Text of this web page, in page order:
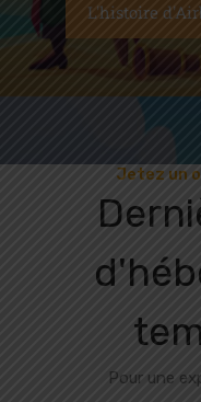
L'histoire
Jetez un
Pour une